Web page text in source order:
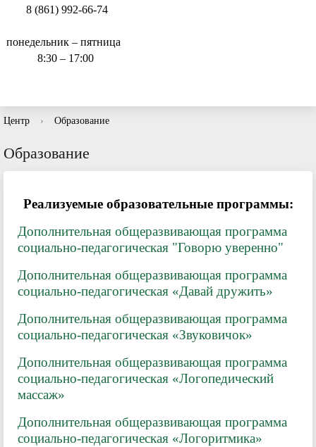
8 (861) 992-66-74
понедельник – пятница
8:30 – 17:00
Центр › Образование
Образование
Реализуемые образовательные программы:
Дополнительная общеразвивающая программа
социально-педагогическая "Говорю уверенно"
Дополнительная общеразвивающая программа
социально-педагогическая «Давай дружить»
Дополнительная общеразвивающая программа
социально-педагогическая «Звуковичок»
Дополнительная общеразвивающая программа
социально-педагогическая «Логопедический
массаж»
Дополнительная общеразвивающая программа
социально-педагогическая «Логоритмика»